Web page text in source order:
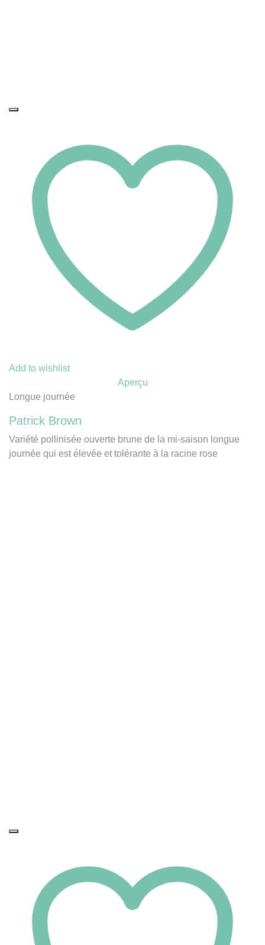
Add to wishlist
Aperçu
Longue journée
Patrick Brown
Variété pollinisée ouverte brune de la mi-saison longue
journée qui est élevée et tolérante à la racine rose